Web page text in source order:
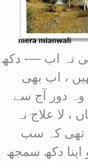
نہ اب —- دکھ
، اب بھی
وہ دور آج سے
، لا علاج نہ
تھی کہ سب
دکھ سمجھ